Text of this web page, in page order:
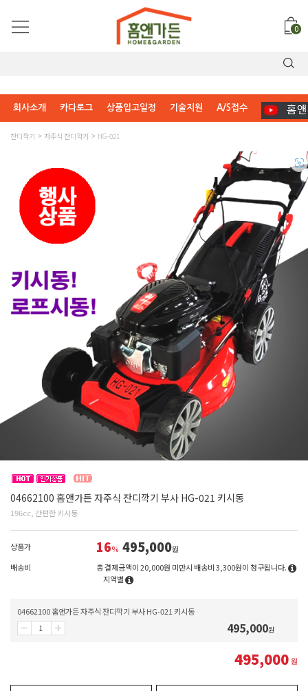
0
회사소개 카다로그 상품입고일정 기술지원 A/S접수
잔디깍기 자주식 잔디깍기 HG-021
04662100 홈앤가든 자주식 잔디깍기 부사 HG-021 키시동
196cc, 간편한 키시동
상품가 16% 495,000원
배송비
총 결제금액이 20,000원 미만시 배송비 3,300원이 청구됩니다.
지역별
04662100 홈앤가든 자주식 잔디깍기 부사 HG-021 키시동
495,000원
495,000원